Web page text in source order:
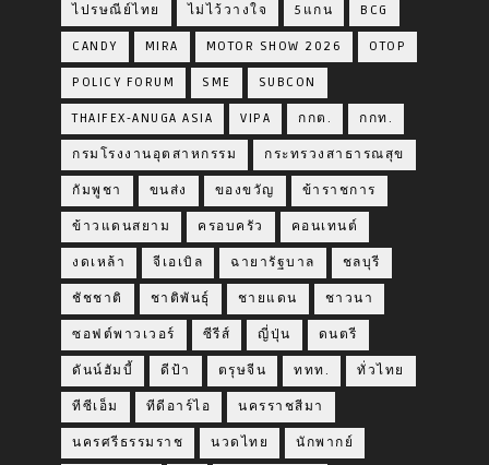
ไปรษณีย์ไทย ไม่ไว้วางใจ 5แกน BCG
CANDY MIRA MOTOR SHOW 2026 OTOP
POLICY FORUM SME SUBCON
THAIFEX-ANUGA ASIA VIPA กกต. กกท.
กรมโรงงานอุตสาหกรรม กระทรวงสาธารณสุข
กัมพูชา ขนส่ง ของขวัญ ข้าราชการ
ข้าวแดนสยาม ครอบครัว คอนเทนต์
งดเหล้า จีเอเบิล ฉายารัฐบาล ชลบุรี
ชัชชาติ ชาติพันธุ์ ชายแดน ชาวนา
ซอฟต์พาวเวอร์ ซีรีส์ ญี่ปุ่น ดนตรี
ดันน์ฮัมบี้ ดีป้า ตรุษจีน ททท. ทั่วไทย
ทีซีเอ็ม ทีดีอาร์ไอ นครราชสีมา
นครศรีธรรมราช นวดไทย นักพากย์